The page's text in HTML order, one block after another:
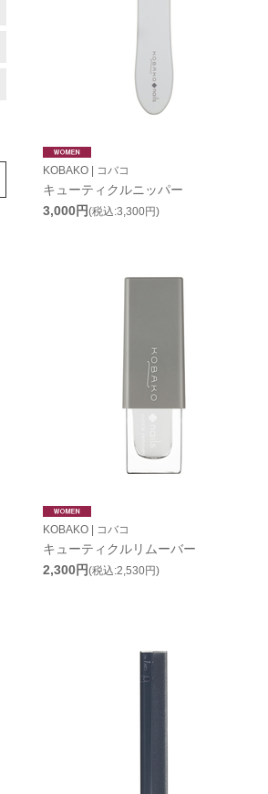
KOBAKO | コバコ
キューティクルニッパー
3,000円(税込:3,300円)
KOBAKO | コバコ
キューティクルリムーバー
2,300円(税込:2,530円)